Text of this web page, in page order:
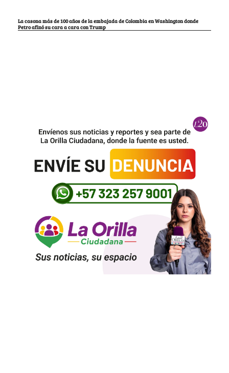
La casona más de 100 años de la embajada de Colombia en Washington donde
Petro afinó su cara a cara con Trump